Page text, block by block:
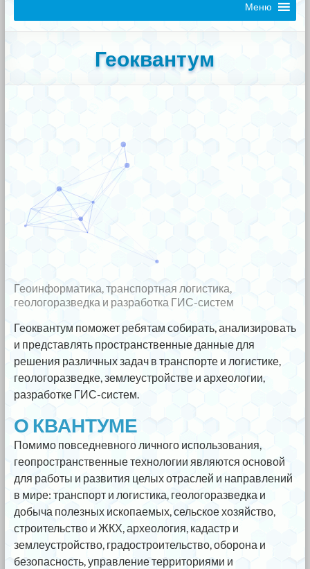
Меню
Геоквантум
Геоинформатика, транспортная логистика,
геологоразведка и разработка ГИС-систем
Геоквантум поможет ребятам собирать, анализировать
и представлять пространственные данные для
решения различных задач в транспорте и логистике,
геологоразведке, землеустройстве и археологии,
разработке ГИС-систем.
О КВАНТУМЕ
Помимо повседневного личного использования,
геопространственные технологии являются основой
для работы и развития целых отраслей и направлений
в мире: транспорт и логистика, геологоразведка и
добыча полезных ископаемых, сельское хозяйство,
строительство и ЖКХ, археология, кадастр и
землеустройство, градостроительство, оборона и
безопасность, управление территориями и